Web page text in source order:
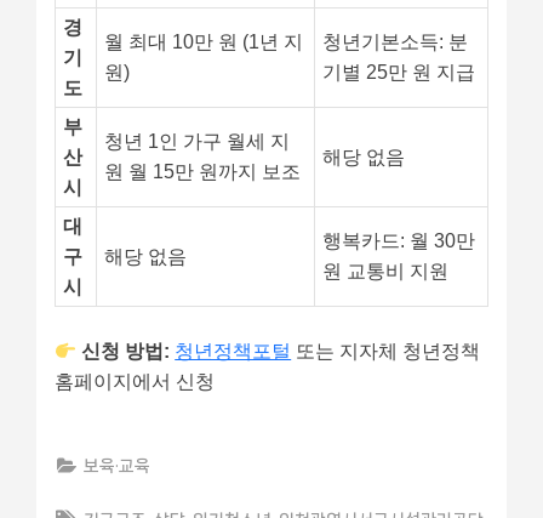
경
기
도
월 최대 10만 원 (1년 지
원)
청년기본소득: 분
기별 25만 원 지급
부
산
시
청년 1인 가구 월세 지
원 월 15만 원까지 보조
해당 없음
대
구
시
해당 없음
행복카드: 월 30만
원 교통비 지원
신청 방법: 청년정책포털 또는 지자체 청년정책
홈페이지에서 신청
보육·교육